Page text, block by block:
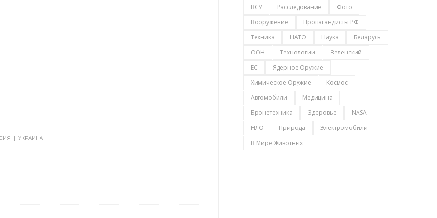
| УКРАИНА
ВСУ
Расследование
Фото
Вооружение
Пропагандисты РФ
Техника
НАТО Наука
Беларусь
ООН
Технологии
Зеленский
ЕС
Ядерное Оружие
Химическое Оружие
Космос
Автомобили
Медицина
Бронетехника
Здоровье
NASA
НЛО
Природа
Электромобили
В Мире Животных